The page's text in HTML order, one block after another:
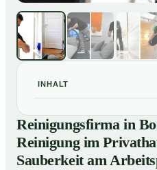
INHALT
01Reinigungsfirma in Bonn:
Privathaushalt und
02 So arbeitet eine
Reinigungsfirma in
Reinigung im
Sauberkeit am